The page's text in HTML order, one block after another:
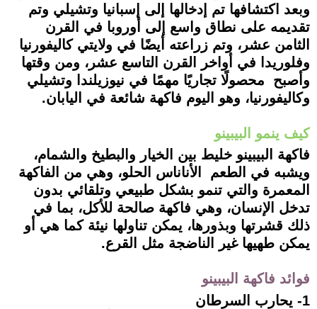
وبعد اكتشافها تم إدخالها إلى إسبانيا وتشيلي وتم
تقديمه على نطاق واسع إلى أوروبا في القرن
الثامن عشر، وتم زراعته أيضًا في ولايتي كاليفورنيا
وفلوريدا في أواخر القرن التاسع عشر، ومن وقتها
وأصبح محصولًا تجاريًا مهمًا في نيوزيلندا وتشيلي
وكاليفورنيا، وهو اليوم فاكهة شائعة في اليابان.
كيف ينمو البيبينو
فاكهة البيبينو خليط بين الخيار والبطيخ والشمام،
ويشبه في الطعم الأناناس الحلو، وهي من الفاكهة
المعمرة والتي تنمو بشكل طبيعي وتلقائي بدون
تدخل الإنسان، وهي فاكهة صالحة للأكل، بما في
ذلك قشرتها وبذورها، يمكن تناولها نيئة كما هي أو
يمكن طهيها غير الناضجة مثل القرع.
فوائد فاكهة البيبينو
1- يحارب السرطان